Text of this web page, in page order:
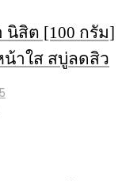
นิสิต [100 กรัม]
าใส สบู่ลดสิว